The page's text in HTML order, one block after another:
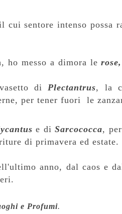
sentore intenso possa
ho messo a dimora le
di Plectantrus, la
per tener fuori le
e diSarcococca,
di primavera ed estate.
anno, dal caos e
e Profumi.